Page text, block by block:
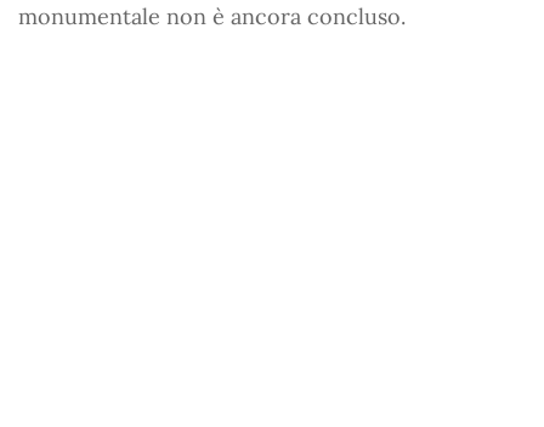
monumentale non è ancora concluso.